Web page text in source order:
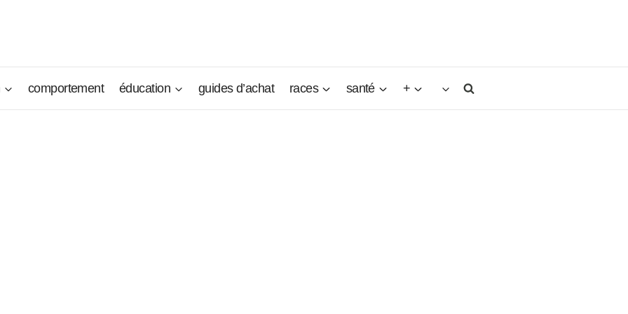
comportement éducation guides d’achat races santé +